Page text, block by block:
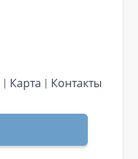
Карта Контакты